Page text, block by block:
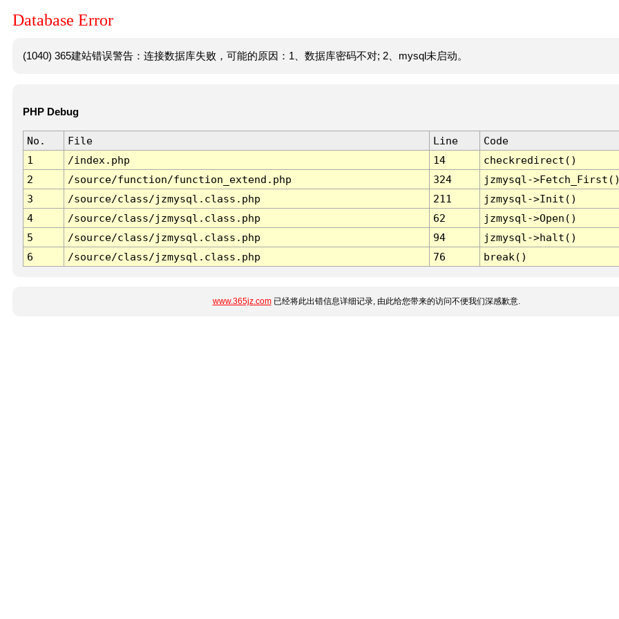
Database Error
(1040) 365建站错误警告：连接数据库失败，可能的原因：1、数据库密码不对; 2、mysql未启动。
PHP Debug
No. File Line
Code
1
/index.php 14
checkredirect()
2
/source/function/function_extend.php 324
jzmysql-
3
/source/class/jzmysql.class.php 211
jzmysql->Init()
4
/source/class/jzmysql.class.php 62
jzmysql->Open()
5
/source/class/jzmysql.class.php 94
jzmysql->halt()
6
/source/class/jzmysql.class.php 76 break()
www.365jz.com已经将此出错信息详细记录, 由此给您带来的访问不便我们深感歉意.